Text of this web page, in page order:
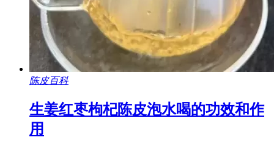
陈皮百科
生姜红枣枸杞陈皮泡水喝的功效和作
用